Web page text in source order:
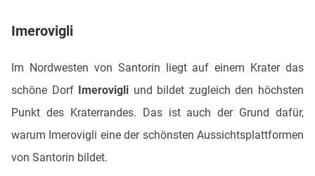
Imerovigli
Im Nordwesten von Santorin liegt auf einem Krater das
schöne Dorf Imerovigli und bildet zugleich den höchsten
Punkt des Kraterrandes. Das ist auch der Grund dafür,
warum Imerovigli eine der schönsten Aussichtsplattformen
von Santorin bildet.